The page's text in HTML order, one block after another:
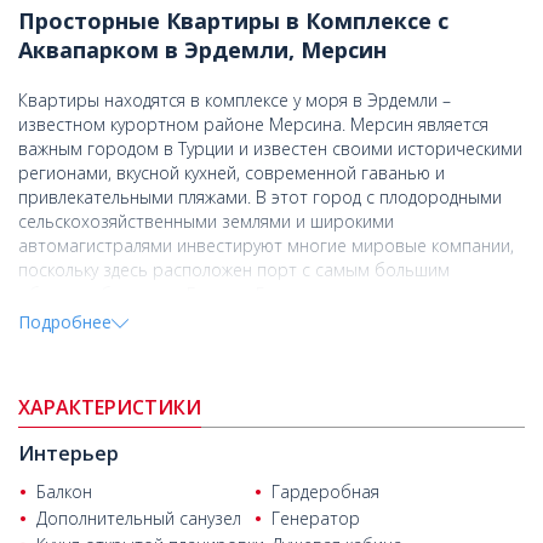
Просторные Квартиры в Комплексе с
Аквапарком в Эрдемли, Мерсин
Квартиры находятся в комплексе у моря в Эрдемли –
известном курортном районе Мерсина. Мерсин является
важным городом в Турции и известен своими историческими
регионами, вкусной кухней, современной гаванью и
привлекательными пляжами. В этот город с плодородными
сельскохозяйственными землями и широкими
автомагистралями инвестируют многие мировые компании,
поскольку здесь расположен порт с самым большим
аэропорту в ближайшем будущем будут осуществляться
от пекарни и мясной лавки, в 400 м от пляжа, в 420 м от
ресторанов, в 600 м от главной дороги и автобусных
остановок, в 750 м от аптеки, в 1,6 км от семейной
поликлиники Арпачбахшиш, в 4,8 км от автовокзала Эрдемли,
в 6,4 км от торгового центра Novacity, в 9,9 км от колледжа
TED в Мерсине, в 23,3 км от торгового центра Forum Mersin,
Подробнее
ХАРАКТЕРИСТИКИ
Интерьер
Балкон
Гардеробная
Дополнительный санузел
Генератор